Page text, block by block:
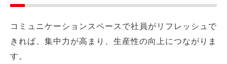
コミュニケーションスペースで社員がリフレッシュで
きれば、集中力が高まり、生産性の向上につながりま
す。